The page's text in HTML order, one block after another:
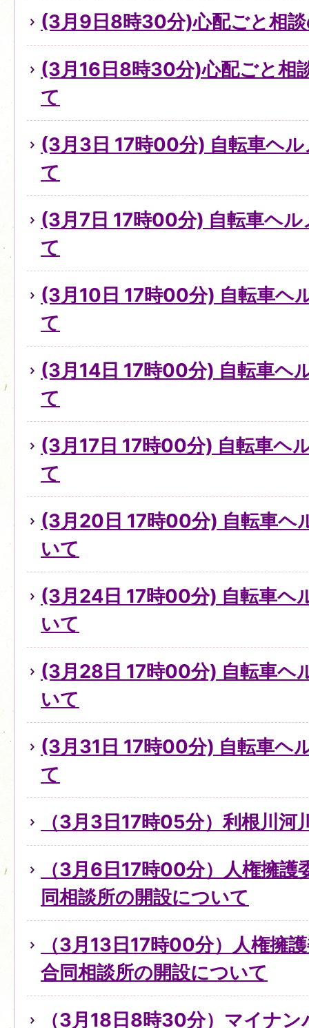
(3月9日8時30分)心配ごと相
(3月16日8時30分)心配ごと相
て
(3月3日 17時00分) 自転車ヘ
て
(3月7日 17時00分) 自転車ヘ
て
(3月10日 17時00分) 自転車ヘ
て
(3月14日 17時00分) 自転車ヘ
て
(3月17日 17時00分) 自転車ヘ
て
(3月20日 17時00分) 自転車ヘ
いて
(3月24日 17時00分) 自転車ヘ
いて
(3月28日 17時00分) 自転車ヘ
いて
(3月31日 17時00分) 自転車ヘ
て
（3月3日17時05分）利根川
（3月6日17時00分）人権擁護
同相談所の開設について
（3月13日17時00分）人権擁
合同相談所の開設について
（3月18日8時30分）マイナ